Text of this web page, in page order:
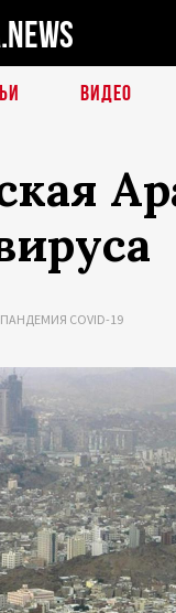
ВИДЕО
ПАНДЕМИЯ COVID-19